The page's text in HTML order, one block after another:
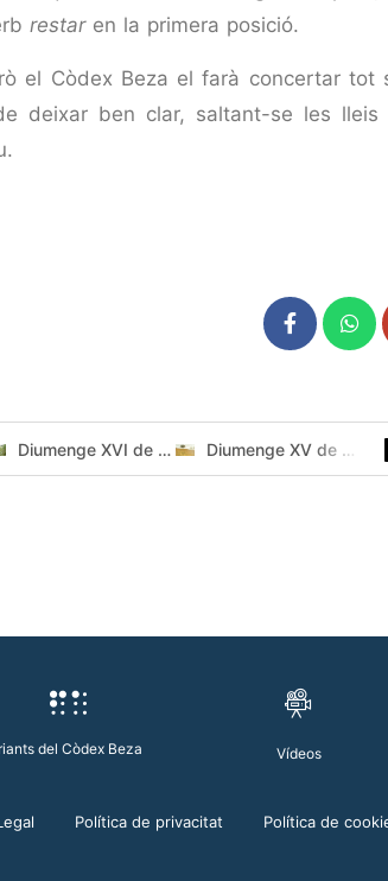
restaren la primera posició.
el Còdex Beza el farà concertar tot
deixar ben clar, saltant-se les lleis
Diumenge XVI de durant l’any // Mt 13,24-43 Còdex Beza Diumenge XV de durant l’any // Mt 13,1-23 Còdex Beza
del Còdex Beza Vídeos
Política de privacitat Política de